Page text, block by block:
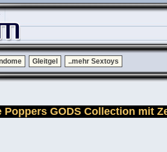
Gleitgel ..mehr Sextoys
GODS Collection mit